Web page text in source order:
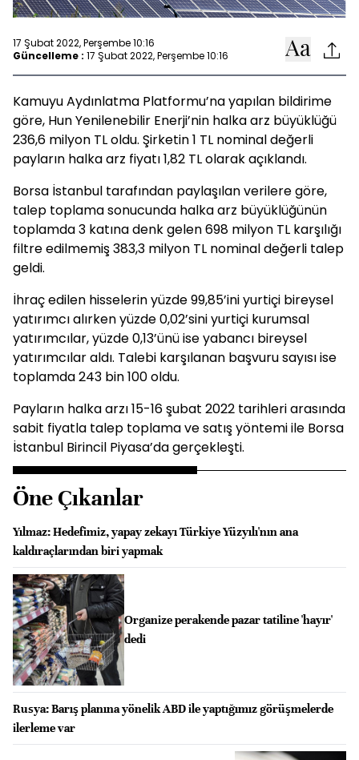
17 Şubat 2022, Perşembe 10:16
Güncelleme : 17 Şubat 2022, Perşembe 10:16
Kamuyu Aydınlatma Platformu’na yapılan bildirime
göre, Hun Yenilenebilir Enerji’nin halka arz büyüklüğü
236,6 milyon TL oldu. Şirketin 1 TL nominal değerli
payların halka arz fiyatı 1,82 TL olarak açıklandı.
Borsa İstanbul tarafından paylaşılan verilere göre,
talep toplama sonucunda halka arz büyüklüğünün
toplamda 3 katına denk gelen 698 milyon TL karşılığı
filtre edilmemiş 383,3 milyon TL nominal değerli talep
geldi.
İhraç edilen hisselerin yüzde 99,85’ini yurtiçi bireysel
yatırımcı alırken yüzde 0,02’sini yurtiçi kurumsal
yatırımcılar, yüzde 0,13’ünü ise yabancı bireysel
yatırımcılar aldı. Talebi karşılanan başvuru sayısı ise
toplamda 243 bin 100 oldu.
Payların halka arzı 15-16 şubat 2022 tarihleri arasında
sabit fiyatla talep toplama ve satış yöntemi ile Borsa
İstanbul Birincil Piyasa’da gerçekleşti.
Öne Çıkanlar
Yılmaz: Hedefimiz, yapay zekayı Türkiye Yüzyılı'nın ana
kaldıraçlarından biri yapmak
Organize perakende pazar tatiline 'hayır'
dedi
Rusya: Barış planına yönelik ABD ile yaptığımız görüşmelerde
ilerleme var